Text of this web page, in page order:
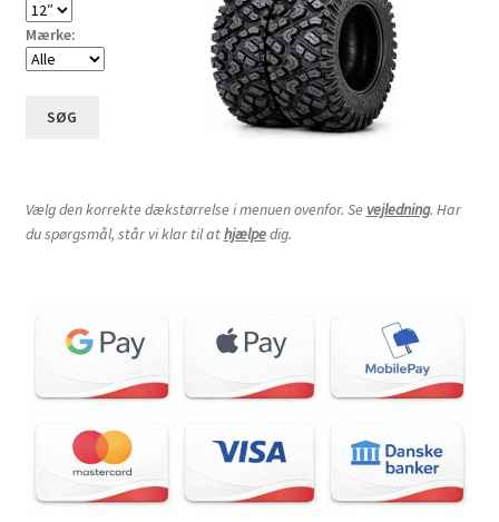
Mærke:
SØG
Vælg den korrekte dækstørrelse i menuen ovenfor. Se vejledning. Har
du spørgsmål, står vi klar til athjælpedig.